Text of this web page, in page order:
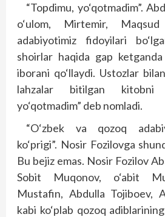
“Topdimu, yo‘qotmadim”.
o‘ulom, Mirtemir,
adabiyotimiz fidoyilari
shoirlar haqida gap
iborani qo‘llaydi. Ustozlar
lahzalar bitilgan kitobni
yo‘qotmadim” deb nomladi.
“O‘zbek va qozoq
ko‘prigi”. Nosir Fozilovga
Bu bejiz emas. Nosir Fozilov
Sobit Muqonov, o‘abit
Mustafin, Abdulla Tojiboev,
kabi ko‘plab qozoq